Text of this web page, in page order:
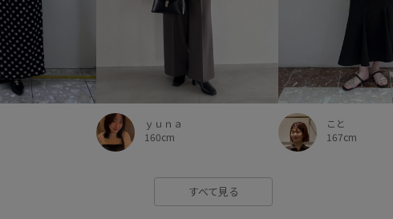
ｙｕｎａ
160cm
こと
167cm
すべて見る